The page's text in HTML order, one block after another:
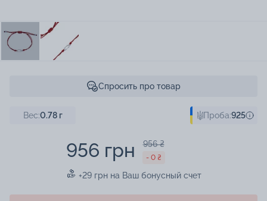
Спросить про товар
Вес:0.78г Проба:925
956 грн 956 ₴
- 0 ₴
+29 грн на Ваш бонусный счет